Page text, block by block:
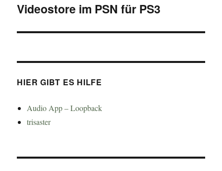
Nächster
Videostore im PSN für PS3
HIER GIBT ES HILFE
Audio App – Loopback
trisaster